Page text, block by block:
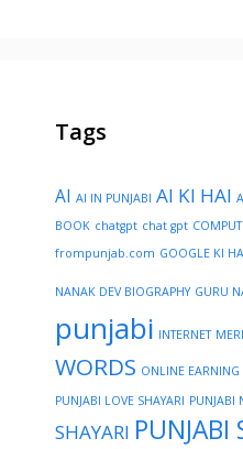
Tags
AI AI IN PUNJABI AI KI HAI
BOOK chatgpt chat gpt
frompunjab.com GOOGLE KI
NANAK DEV BIOGRAPHY GURU
punjabi INTERNET
WORDS ONLINE EARNING
PUNJABI LOVE SHAYARI PUNJABI
SHAYARI PUNJABI